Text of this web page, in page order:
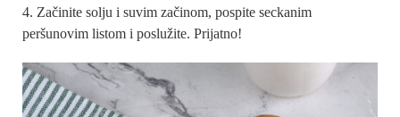
Začinite solju i suvim začinom, pospite seckanim
peršunovim listom i poslužite. Prijatno!